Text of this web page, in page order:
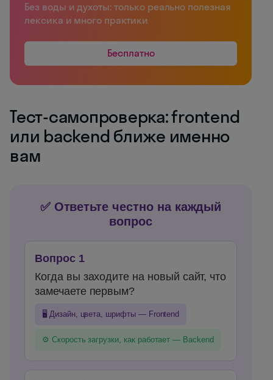
Без воды и духоты: только реально полезная
лексика и много практики
Бесплатно
Тест-самопроверка: frontend
или backend ближе именно
вам
✅ Ответьте честно на каждый
вопрос
Вопрос 1
Когда вы заходите на новый сайт, что
замечаете первым?
🖥️ Дизайн, цвета, шрифты — Frontend
⚙️ Скорость загрузки, как работает — Backend